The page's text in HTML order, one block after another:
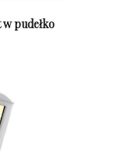
pudełko